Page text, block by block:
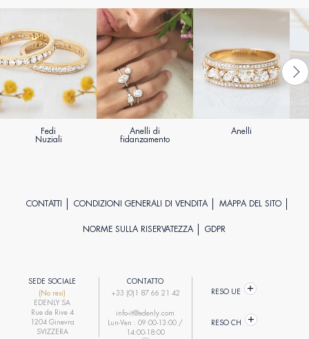
Fedi
Nuziali
Anelli di
fidanzamento
Anelli
CONTATTI CONDIZIONI GENERALI DI VENDITA MAPPA DEL SITO
NORME SULLA RISERVATEZZA GDPR
SEDE SOCIALE
(No resi)
EDENLY SA
Rue de Rive 4
1204 Ginevra
SVIZZERA
CONTATTO
+33 (0)1 87 66 21 42
info-it@edenly.com
Lun-Ven : 09:00-13:00 /
14:00-18:00
RESO UE
RESO CH